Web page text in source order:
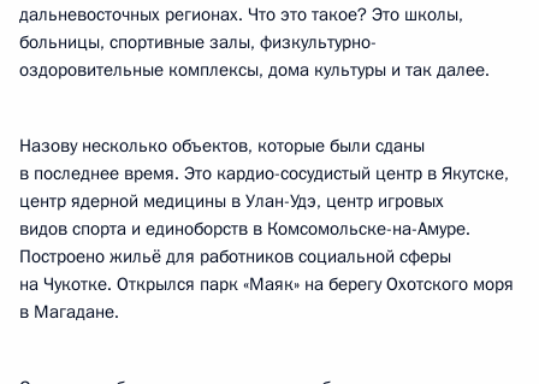
дальневосточных регионах. Что это такое? Это школы,
больницы, спортивные залы, физкультурно-
оздоровительные комплексы, дома культуры и так далее.
Назову несколько объектов, которые были сданы
в последнее время. Это кардио-сосудистый центр в Якутске,
центр ядерной медицины в Улан-Удэ, центр игровых
видов спорта и единоборств в Комсомольске-на-Амуре.
Построено жильё для работников социальной сферы
на Чукотке. Открылся парк «Маяк» на берегу Охотского моря
в Магадане.